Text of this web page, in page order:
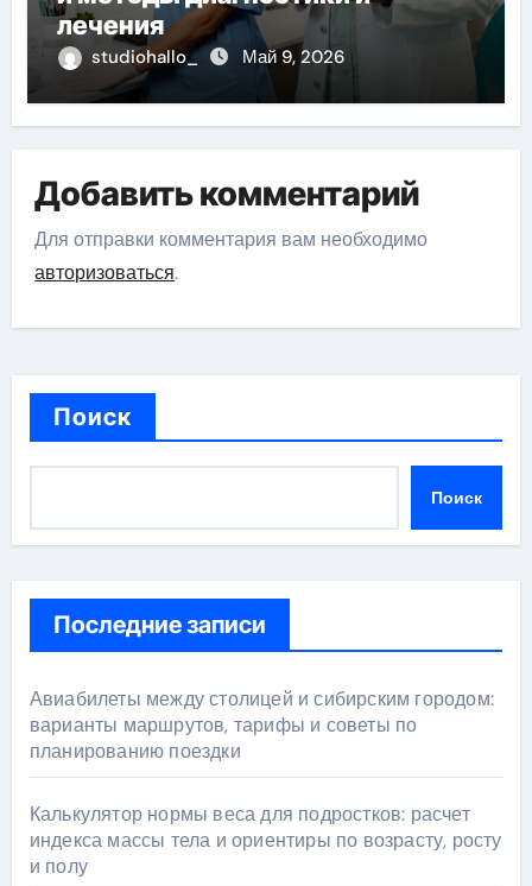
лечения
studiohallo_ Май 9, 2026
Добавить комментарий
Для отправки комментария вам необходимо
авторизоваться.
Поиск
Поиск
Последние записи
Авиабилеты между столицей и сибирским городом:
варианты маршрутов, тарифы и советы по
планированию поездки
Калькулятор нормы веса для подростков: расчет
индекса массы тела и ориентиры по возрасту, росту
и полу